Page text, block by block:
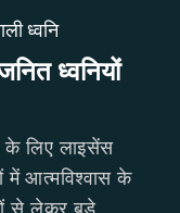
ध्वनि
ध्वनियों
के लिए लाइसेंस
में आत्मविश्वास के
से लेकर बड़े